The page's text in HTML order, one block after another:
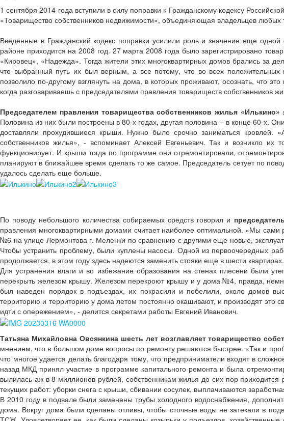
1 сентября 2014 года вступили в силу поправки к Гражданскому кодексу
«Товарищество собственников недвижимости», объединяющая владельцев
Введенные в Гражданский кодекс поправки усилили роль и значение еще
районе приходится на 2008 год. 27 марта 2008 года было зарегистрировано
«Кировец», «Надежда». Тогда жители этих многоквартирных домов брались за
что выбранный путь их был верным, а все потому, что во всех
позволило по-другому взглянуть на дома, в которых проживают, осознать, что
когда разговариваешь с председателями правления товариществ собственников
Председателем правления товарищества собственников жилья «Илькино»
Половина из них были построены в 80-х годах, другая половина – в конце 60-х.
доставляли прохудившиеся крыши. Нужно было срочно заниматься кровлей.
собственников жилья», - вспоминает Алексей Евгеньевич. Так и возникло
функционирует. И крыши тогда по программе они отремонтировали,
планируют в ближайшее время сделать то же самое. Председатель сетует по
удалось сделать еще больше.
По поводу небольшого количества собираемых средств говорил и
правления многоквартирными домами считает наиболее оптимальной. «Мы
№6 на улице Лермонтова г. Меленки по сравнению с другими еще новые,
Чтобы устранить проблему, были куплены насосы. Одной из первоочередных
продолжается, в этом году здесь надеются заменить стояки еще в шести квартирах.
Для устранения влаги и во избежание образования на стенах плесени были
перекрыть железом крышу. Железом перекроют крышу и у дома №4, правда,
был наведен порядок в подъездах, их покрасили и побелили, около домов
территорию и территорию у дома летом постоянно окашивают, и производят это
идти с опережением», - делится секретами работы Евгений Иванович.
Татьяна Михайловна Овсянкина шесть лет возглавляет товарищество
мнением, что в большом доме вопросы по ремонту решаются быстрее. «Так и
что многое удается делать благодаря тому, что предприниматели входят в
назад МКД принял участие в программе капитального ремонта и была
вылилась аж в 8 миллионов рублей, собственникам жилья до сих пор
текущих работ: уборки снега с крыши, сбивании сосулек, выплачиваются
В 2010 году в подвале были заменены трубы холодного водоснабжения,
дома. Вокруг дома были сделаны отливы, чтобы сточные воды не затекали в